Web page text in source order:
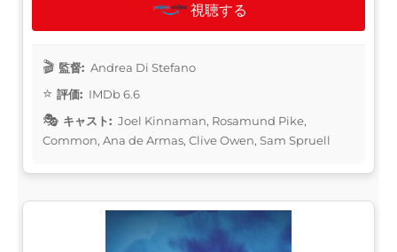
視聴する
監督: Andrea Di Stefano
評価: IMDb 6.6
キャスト: Joel Kinnaman, Rosamund Pike,
Common, Ana de Armas, Clive Owen, Sam Spruell